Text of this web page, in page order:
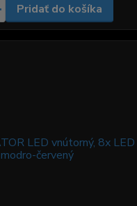
Pridať do košíka